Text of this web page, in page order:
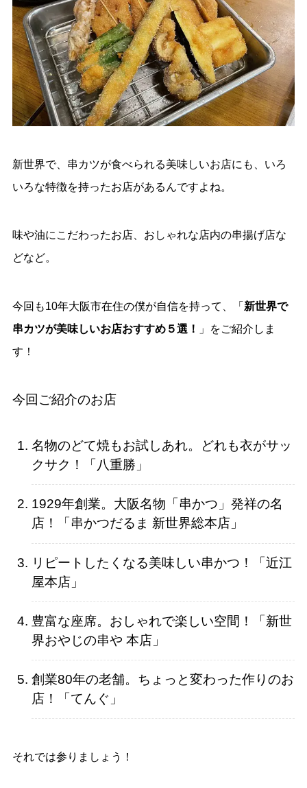
新世界で、串カツが食べられる美味しいお店にも、いろ
いろな特徴を持ったお店があるんですよね。
味や油にこだわったお店、おしゃれな店内の串揚げ店な
どなど。
今回も10年大阪市在住の僕が自信を持って、「 新世界で
串カツが美味しいお店おすすめ５選！
」をご紹介しま
す！
今回ご紹介のお店
名物のどて焼もお試しあれ。どれも衣がサッ
クサク！「八重勝」
1929年創業。大阪名物「串かつ」発祥の名
店！「串かつだるま 新世界総本店」
リピートしたくなる美味しい串かつ！「近江
屋本店」
豊富な座席。おしゃれで楽しい空間！「新世
界おやじの串や 本店」
創業80年の老舗。ちょっと変わった作りのお
店！「てんぐ」
それでは参りましょう！